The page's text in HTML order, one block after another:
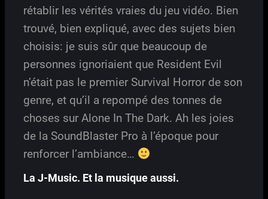
rétablir les vérités vraies du jeu vidéo. Bien
trouvé, bien expliqué, avec des sujets bien
choisis: je suis sûr que beaucoup de
personnes ignoriaient que Resident Evil
n’était pas le premier Survival Horror de son
genre, et qu’il a repompé des tonnes de
choses sur Alone In The Dark. Ah les joies
de la SoundBlaster Pro à l’époque pour
renforcer l’ambiance…
La J-Music. Et la musique aussi.